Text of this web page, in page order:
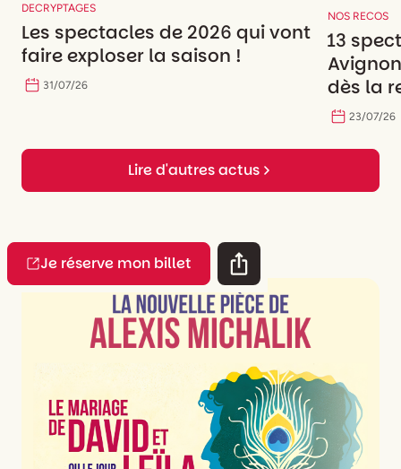
DECRYPTAGES
Les spectacles de 2026 qui vont
faire exploser la saison !
31/07/26
NOS RECOS
13
dès la
23/07/26
Lire d'autres actus
Je réserve mon billet